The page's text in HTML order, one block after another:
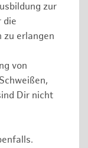
zur
die
erlangen
von
Dir nicht